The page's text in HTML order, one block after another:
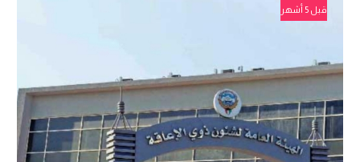
قبل 5 أشهر